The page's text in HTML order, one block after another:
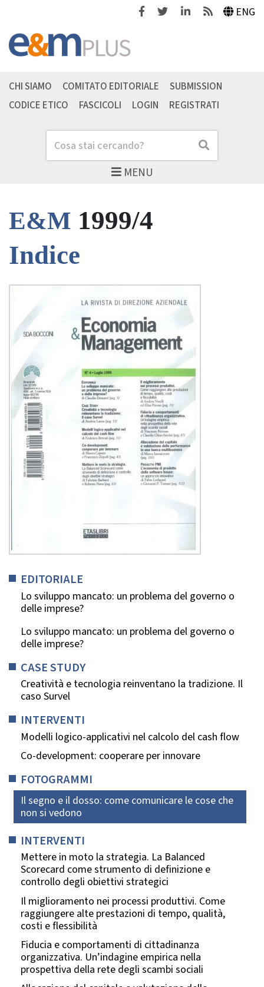
FacebookTwitterLinkedinFeeds ENG
MENU
Cerca Cerca
CHI SIAMO COMITATO EDITORIALE
SUBMISSION
CODICE ETICO
FASCICOLI LOGIN REGISTRATI
E&M 1999/4
Indice
EDITORIALE
Lo sviluppo mancato: un problema del governo o
delle imprese?
Lo sviluppo mancato: un problema del governo o
delle imprese?
CASE STUDY
Creatività e tecnologia reinventano la tradizione. Il
caso Survel
INTERVENTI
Modelli logico-applicativi nel calcolo del cash flow
Co-development: cooperare per innovare
FOTOGRAMMI
Il segno e il dosso: come comunicare le cose che
non si vedono
INTERVENTI
Mettere in moto la strategia. La Balanced
Scorecard come strumento di definizione e
controllo degli obiettivi strategici
Il miglioramento nei processi produttivi. Come
raggiungere alte prestazioni di tempo, qualità,
costi e flessibilità
Fiducia e comportamenti di cittadinanza
organizzativa. Un’indagine empirica nella
prospettiva della rete degli scambi sociali